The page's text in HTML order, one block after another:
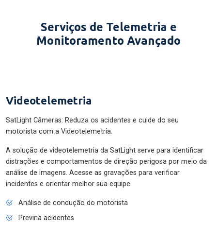
Serviços de Telemetria e
Monitoramento Avançado
Videotelemetria
SatLight Câmeras: Reduza os acidentes e cuide do seu
motorista com a Videotelemetria.
A solução de videotelemetria da SatLight serve para identificar
distrações e comportamentos de direção perigosa por meio da
análise de imagens. Acesse as gravações para verificar
incidentes e orientar melhor sua equipe.
Análise de condução do motorista
Previna acidentes